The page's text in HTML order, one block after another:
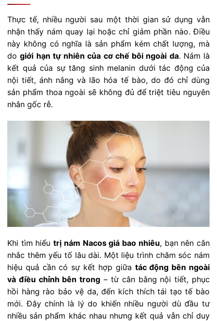
Thực tế, nhiều người sau một thời gian sử dụng vẫn
nhận thấy nám quay lại hoặc chỉ giảm phần nào. Điều
này không có nghĩa là sản phẩm kém chất lượng, mà
dogiới hạn tự nhiên của cơ chế bôi ngoài da. Nám là
kết quả của sự tăng sinh melanin dưới tác động của
nội tiết, ánh nắng và lão hóa tế bào, do đó chỉ dùng
sản phẩm thoa ngoài sẽ không đủ để triệt tiêu nguyên
nhân gốc rễ.
Khi tìm hiểutrị nám Nacos giá bao nhiêu, bạn nên cân
nhắc thêm yếu tố lâu dài. Một liệu trình chăm sóc nám
hiệu quả cần có sự kết hợp giữa tác động bên ngoài
và điều chỉnh bên trong – từ cân bằng nội tiết, phục
hồi hàng rào bảo vệ da, đến kích thích tái tạo tế bào
mới. Đây chính là lý do khiến nhiều người dù đầu tư
nhiều sản phẩm khác nhau nhưng kết quả vẫn chỉ duy